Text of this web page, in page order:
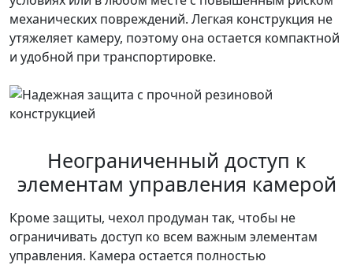
механических повреждений. Легкая конструкция не
утяжеляет камеру, поэтому она остается компактной
и удобной при транспортировке.
Неограниченный доступ к
элементам управления камерой
Кроме защиты, чехол продуман так, чтобы не
ограничивать доступ ко всем важным элементам
управления. Камера остается полностью